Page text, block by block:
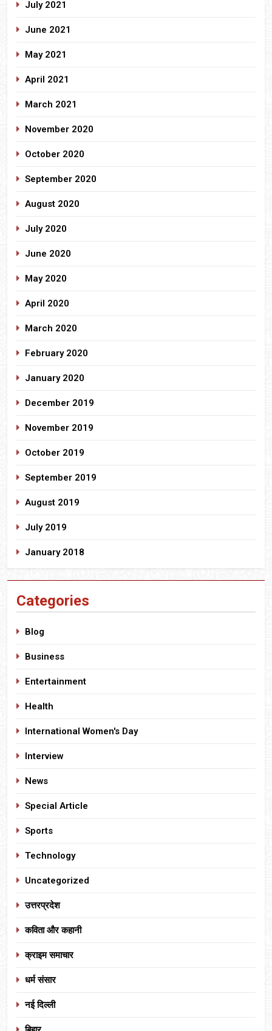
July 2021
June 2021
May 2021
April 2021
March 2021
November 2020
October 2020
September 2020
August 2020
July 2020
June 2020
May 2020
April 2020
March 2020
February 2020
January 2020
December 2019
November 2019
October 2019
September 2019
August 2019
July 2019
January 2018
Categories
Blog
Business
Entertainment
Health
International Women's Day
Interview
News
Special Article
Sports
Technology
Uncategorized
उत्तरप्रदेश
कविता और कहानी
क्राइम समाचार
धर्म संसार
नई दिल्ली